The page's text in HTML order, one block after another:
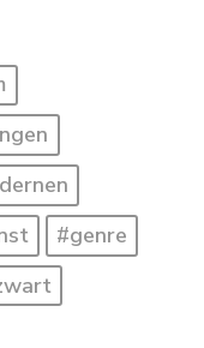
#genre